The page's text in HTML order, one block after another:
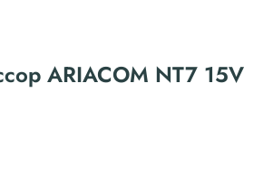
ARIACOM NT7 15V